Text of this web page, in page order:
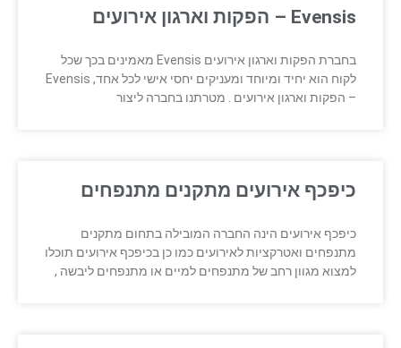
Evensis – הפקות וארגון אירועים
בחברת הפקות וארגון אירועים Evensis מאמינים בכך שכל
לקוח הוא יחיד ומיוחד ומעניקים יחסי אישי לכל אחד, Evensis
– הפקות וארגון אירועים . מטרתנו בחברה ליצור
כיפכף אירועים מתקנים מתנפחים
כיפכף אירועים הינה החברה המובילה בתחום מתקנים
מתנפחים ואטרקציות לאירועים כמו כן בכיפכף אירועים תוכלו
למצוא מגוון רחב של מתנפחים למיים או מתנפחים ליבשה ,